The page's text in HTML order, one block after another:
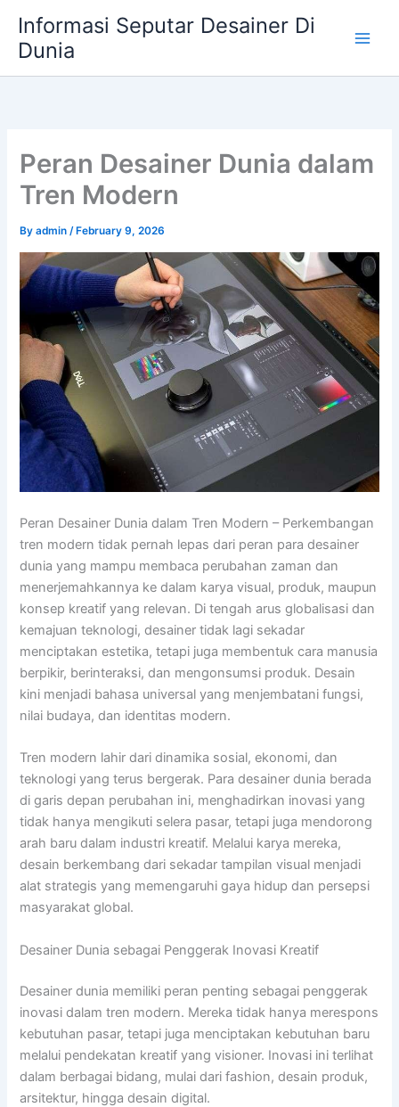
content
Informasi Seputar Desainer Di
Dunia
Peran Desainer Dunia dalam
Tren Modern
Byadmin/ February 9, 2026
Peran Desainer Dunia dalam Tren Modern – Perkembangan
tren modern tidak pernah lepas dari peran para desainer
dunia yang mampu membaca perubahan zaman dan
menerjemahkannya ke dalam karya visual, produk, maupun
konsep kreatif yang relevan. Di tengah arus globalisasi dan
kemajuan teknologi, desainer tidak lagi sekadar
menciptakan estetika, tetapi juga membentuk cara manusia
berpikir, berinteraksi, dan mengonsumsi produk. Desain
kini menjadi bahasa universal yang menjembatani fungsi,
nilai budaya, dan identitas modern.
Tren modern lahir dari dinamika sosial, ekonomi, dan
teknologi yang terus bergerak. Para desainer dunia berada
di garis depan perubahan ini, menghadirkan inovasi yang
tidak hanya mengikuti selera pasar, tetapi juga mendorong
arah baru dalam industri kreatif. Melalui karya mereka,
desain berkembang dari sekadar tampilan visual menjadi
alat strategis yang memengaruhi gaya hidup dan persepsi
masyarakat global.
Desainer Dunia sebagai Penggerak Inovasi Kreatif
Desainer dunia memiliki peran penting sebagai penggerak
inovasi dalam tren modern. Mereka tidak hanya merespons
kebutuhan pasar, tetapi juga menciptakan kebutuhan baru
melalui pendekatan kreatif yang visioner. Inovasi ini terlihat
dalam berbagai bidang, mulai dari fashion, desain produk,
arsitektur, hingga desain digital.